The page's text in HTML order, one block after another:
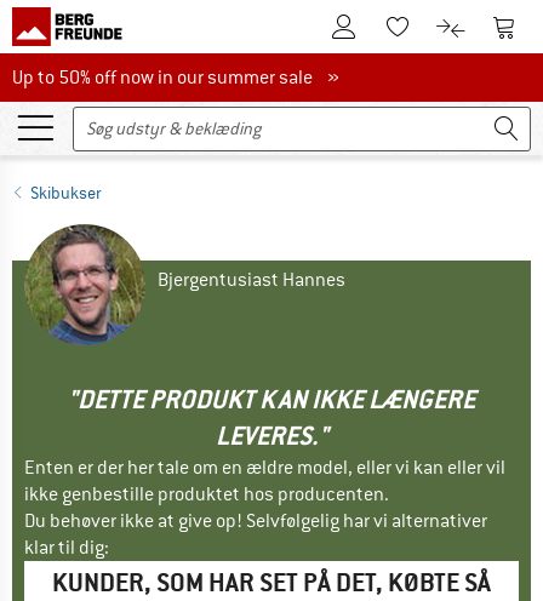
Til kundekontoenTil huskesedlen.
Til Til
Up to 50% off now in our summer sale
Up to 50% off now in our summer sale »
Skibukser
Bjergentusiast Hannes
"DETTE PRODUKT KAN IKKE LÆNGERE
LEVERES."
Enten er der her tale om en ældre model, eller vi kan eller vil
ikke genbestille produktet hos producenten.
Du behøver ikke at give op! Selvfølgelig har vi alternativer
klar til dig:
KUNDER, SOM HAR SET PÅ DET, KØBTE SÅ